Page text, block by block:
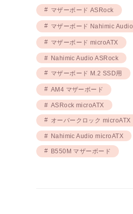
マザーボード ASRock
マザーボード Nahimic Audio
マザーボード microATX
Nahimic Audio ASRock
マザーボード M.2 SSD用
AM4 マザーボード
ASRock microATX
オーバークロック microATX
Nahimic Audio microATX
B550M マザーボード